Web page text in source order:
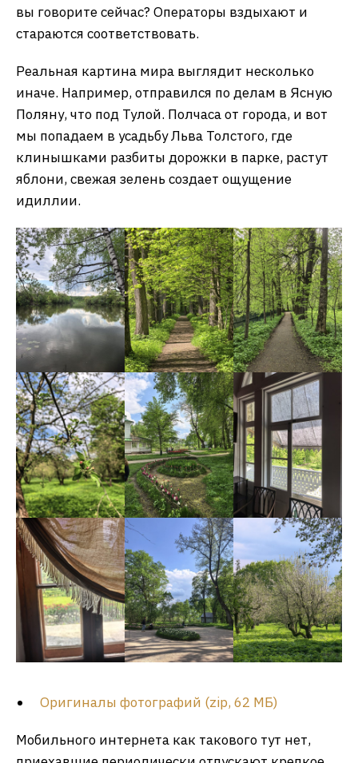
вы говорите сейчас? Операторы вздыхают и
стараются соответствовать.
Реальная картина мира выглядит несколько
иначе. Например, отправился по делам в Ясную
Поляну, что под Тулой. Полчаса от города, и вот
мы попадаем в усадьбу Льва Толстого, где
клинышками разбиты дорожки в парке, растут
яблони, свежая зелень создает ощущение
идиллии.
Оригиналы фотографий (zip, 62 МБ)
Мобильного интернета как такового тут нет,